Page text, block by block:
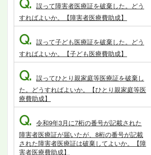
Q. 誤って障害者医療証を破棄した。どう
すればよいか。【障害者医療費助成】
Q. 誤って子ども医療証を破棄した。どう
すればよいか。【子ども医療費助成】
Q. 誤ってひとり親家庭等医療証を破棄し
た。どうすればよいか。【ひとり親家庭等医
療費助成】
Q. 令和9年3月に7桁の番号が記載された
障害者医療証が届いたが、8桁の番号が記載
された障害者医療証は破棄してよいか。【障
害者医療費助成】